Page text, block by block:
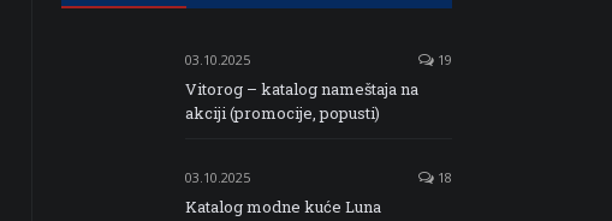
03.10.2025 19
Vitorog – katalog nameštaja na
akciji (promocije, popusti)
03.10.2025 18
Katalog modne kuće Luna